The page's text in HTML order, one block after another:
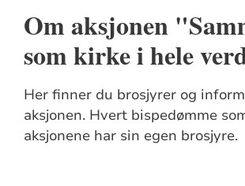
Om aksjonen
som kirke i hele
Her finner du brosjyrer og
aksjonen. Hvert bispedømme
aksjonene har sin egen brosjyre.